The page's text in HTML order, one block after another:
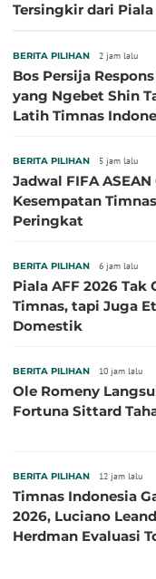
Tersingkir dari Piala
BERITA PILIHAN 2 jam lalu
Bos Persija
yang Ngebet Shin
Latih Timnas
BERITA PILIHAN 5 jam lalu
Jadwal FIFA ASEAN
Kesempatan
Peringkat
BERITA PILIHAN 6 jam lalu
Piala AFF 2026 Tak
Timnas, tapi Juga
Domestik
BERITA PILIHAN 10 jam lalu
Ole Romeny
Fortuna Sittard
BERITA PILIHAN 12 jam lalu
Timnas Indonesia
2026, Luciano
Herdman Evaluasi